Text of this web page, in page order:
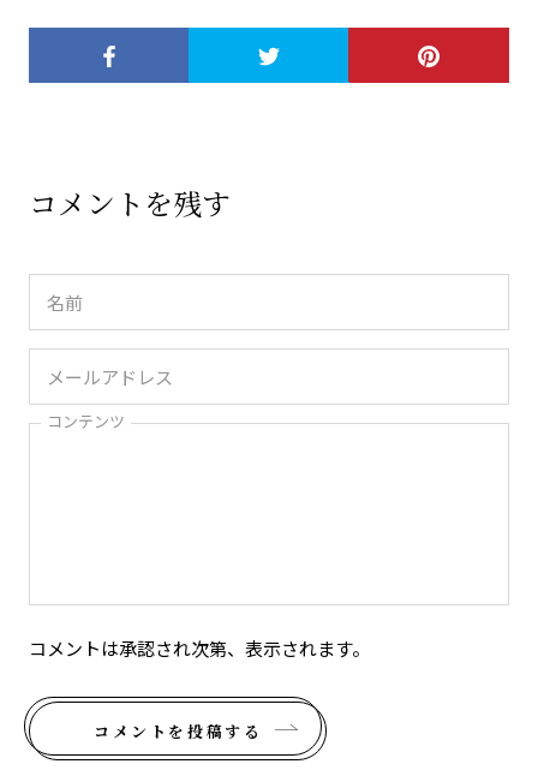
コメントを残す
コンテンツ
コメントは承認され次第、表示されます。
コメントを投稿する